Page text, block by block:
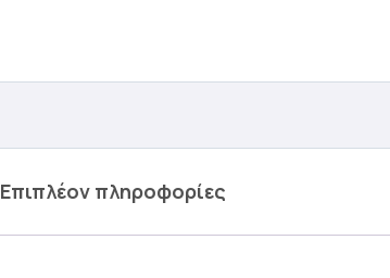
Επιπλέον πληροφορίες